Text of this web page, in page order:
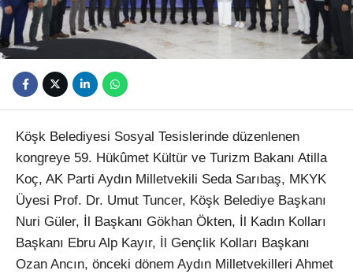
Köşk Belediyesi Sosyal Tesislerinde düzenlenen
kongreye 59. Hükûmet Kültür ve Turizm Bakanı Atilla
Koç, AK Parti Aydın Milletvekili Seda Sarıbaş, MKYK
Üyesi Prof. Dr. Umut Tuncer, Köşk Belediye Başkanı
Nuri Güler, İl Başkanı Gökhan Ökten, İl Kadın Kolları
Başkanı Ebru Alp Kayır, İl Gençlik Kolları Başkanı
Ozan Ancın, önceki dönem Aydın Milletvekilleri Ahmet